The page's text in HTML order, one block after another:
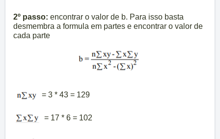
2º passo: encontrar o valor de b. Para isso basta
desmembra a formula em partes e encontrar o valor de
cada parte
= 3 * 43 = 129
= 17 * 6 = 102